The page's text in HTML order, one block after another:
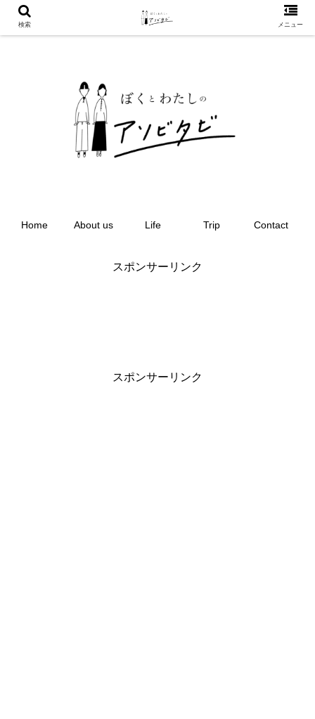
Home About us Life Trip Contact
スポンサーリンク
スポンサーリンク
検索 メニュー